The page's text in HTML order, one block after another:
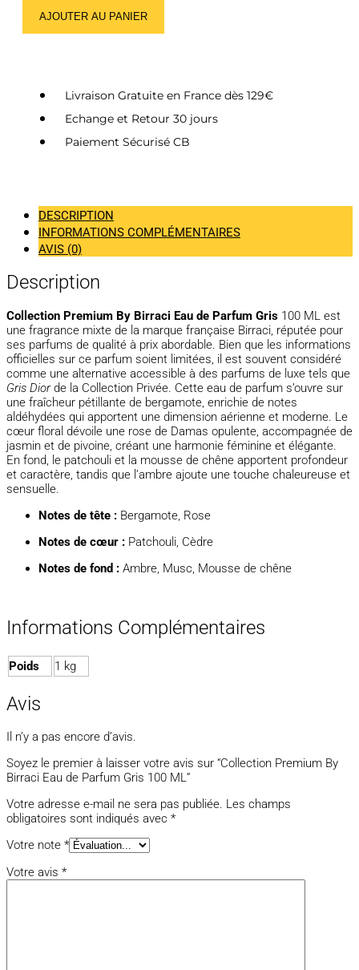
AJOUTER AU PANIER
Livraison Gratuite en France dès 129€
Echange et Retour 30 jours
Paiement Sécurisé CB
DESCRIPTION
INFORMATIONS COMPLÉMENTAIRES
AVIS (0)
Description
Collection Premium By Birraci Eau de Parfum Gris 100 ML est
une fragrance mixte de la marque française Birraci, réputée pour
ses parfums de qualité à prix abordable. Bien que les informations
officielles sur ce parfum soient limitées, il est souvent considéré
comme une alternative accessible à des parfums de luxe tels que
Gris Diorde la Collection Privée. Cette eau de parfum s’ouvre sur
une fraîcheur pétillante de bergamote, enrichie de notes
aldéhydées qui apportent une dimension aérienne et moderne. Le
cœur floral dévoile une rose de Damas opulente, accompagnée de
jasmin et de pivoine, créant une harmonie féminine et élégante.
En fond, le patchouli et la mousse de chêne apportent profondeur
et caractère, tandis que l’ambre ajoute une touche chaleureuse et
sensuelle.
Notes de tête : Bergamote, Rose
Notes de cœur : Patchouli, Cèdre
Notes de fond : Ambre, Musc, Mousse de chêne
Informations Complémentaires
Poids 1 kg
Avis
Il n’y a pas encore d’avis.
Soyez le premier à laisser votre avis sur “Collection Premium By
Birraci Eau de Parfum Gris 100 ML”
Votre adresse e-mail ne sera pas publiée. Les champs
obligatoires sont indiqués avec *
Votre note *
Votre avis *